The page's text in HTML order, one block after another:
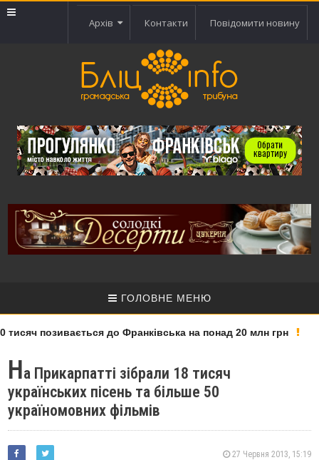
Архів Контакти Повідомити новину
ГОЛОВНЕ МЕНЮ
позивається до Франківська на понад 20 млн грн
На Прикарпатті зібрали 18 тисяч
українських пісень та більше 50
україномовних фільмів
27 Червня 2013, 15:19